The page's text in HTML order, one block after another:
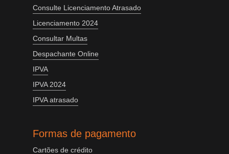
Consulte Licenciamento Atrasado
Licenciamento 2024
Consultar Multas
Despachante Online
IPVA
IPVA 2024
IPVA atrasado
Formas de pagamento
Cartões de crédito